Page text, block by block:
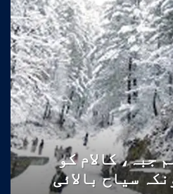
جبہ، کالام کو
سیاح بالائی